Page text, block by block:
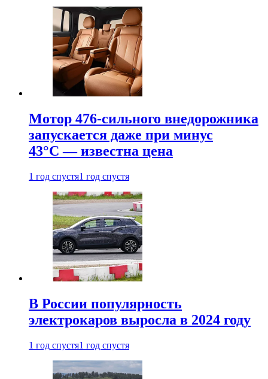
Мотор 476-сильного внедорожника
запускается даже при минус
43°С — известна цена
1 год спустя1 год спустя
В России популярность
электрокаров выросла в 2024 году
1 год спустя1 год спустя